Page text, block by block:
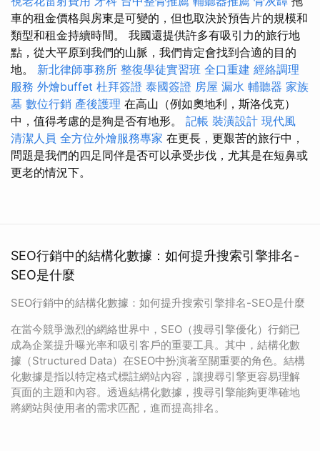
車的租金價格與房東是可變的，但也取決於預告片的規模和
類型和租金持續時間。 我國還提供許多有吸引力的旅行地
點，從大平原到我們的山脈，我們肯定會找到合適的目的
地。 新北律師事務所 整復學徒實習班 全口重建 經絡調理
服務 外燴buffet 杜拜簽證 泰國簽證 房屋 漏水 輔聽器 家族
墓 數位行銷 產後護理 在高山（例如奧地利，斯洛伐克）
中，值得考慮的是狗是否有地形。 記帳 裝潢設計 現代風
清潔人員 全方位外燴服務專家 在更長，更艱苦的旅行中，
問題是我們的四足同伴是否可以承受步伐，尤其是在短鼻或
更老的情況下。
SEO行銷中的結構化數據：如何提升搜索引擎排名-
SEO是什麼
SEO行銷中的結構化數據：如何提升搜索引擎排名-SEO是什麼
在當今競爭激烈的網絡世界中，SEO（搜尋引擎優化）行銷已
成為企業提升曝光率和吸引客戶的重要工具。其中，結構化數
據（Structured Data）在SEO中扮演著至關重要的角色。結構
化數據是指以特定格式標註網站內容，讓搜尋引擎更容易理解
頁面的主題和內容。透過結構化數據，搜尋引擎能夠更準確地
將網站與使用者的需求匹配，進而提高排名。